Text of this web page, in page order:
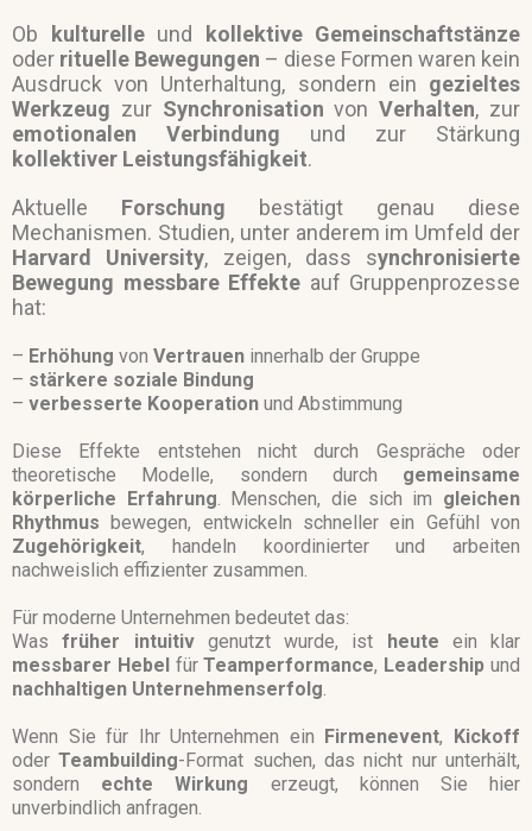
Ob kulturelleund kollektive Gemeinschaftstänze
oder rituelle Bewegungen – diese Formen waren kein
Ausdruck von Unterhaltung, sondern ein gezieltes
Werkzeug zur Synchronisation vonVerhalten, zur
emotionalen Verbindung und zur Stärkung
kollektiver Leistungsfähigkeit.
Aktuelle Forschung bestätigt genau diese
Mechanismen. Studien, unter anderem im Umfeld der
Harvard University, zeigen, dass synchronisierte
Bewegung messbare Effekte auf Gruppenprozesse
hat:
– Erhöhung von Vertrauen innerhalb der Gruppe
– stärkere soziale Bindung
– verbesserte Kooperation und Abstimmung
Diese Effekte entstehen nicht durch Gespräche oder
theoretische Modelle, sondern durch gemeinsame
körperliche
Erfahrung. Menschen, die sich im gleichen
Rhythmus bewegen, entwickeln schneller ein Gefühl von
Zugehörigkeit, handeln koordinierter und arbeiten
nachweislich effizienter zusammen.
Für moderne Unternehmen bedeutet das:
Wasfrüher intuitivgenutzt wurde, ist heute ein klar
messbarer Hebel fürTeamperformance, Leadership und
nachhaltigen Unternehmenserfolg.
Wenn Sie für Ihr Unternehmen ein Firmenevent,
Kickoff
oderTeambuilding-Format suchen, das nicht nur unterhält,
sondern echte Wirkung erzeugt, können Sie hier
unverbindlich anfragen.